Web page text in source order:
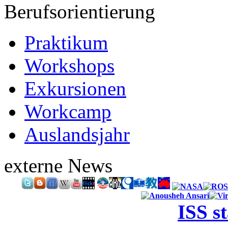
Berufsorientierung
Praktikum
Workshops
Exkursionen
Workcamp
Auslandsjahr
externe News
ISS